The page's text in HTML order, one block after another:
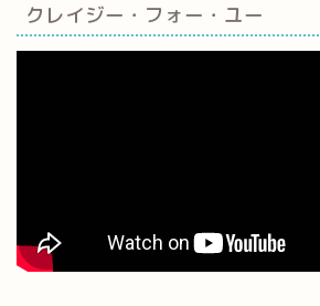
クレイジー・フォー・ユー